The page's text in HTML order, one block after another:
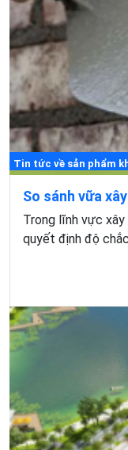
Tin tức về sản phẩm
So sánh vữa
Trong lĩnh vực
quyết định độ